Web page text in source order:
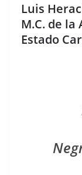
c
e
Luis
M.C. de
Estado